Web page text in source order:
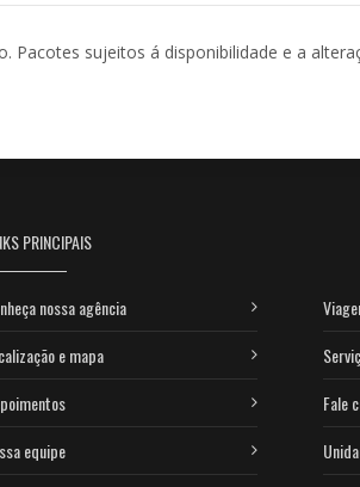
Pacotes sujeitos á disponibilidade e a
PRINCIPAIS
nossa agência
e mapa
equipe
Fale